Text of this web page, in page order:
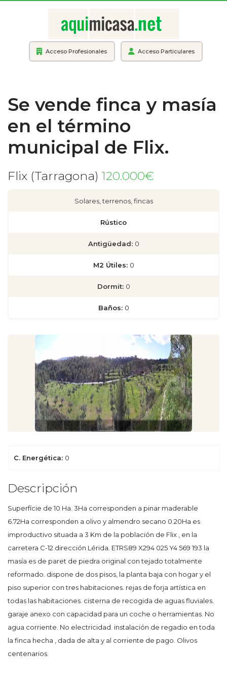
Acceso Profesionales Acceso Particulares
Se vende finca y masía
en el término
municipal de Flix.
Flix (Tarragona) 120.000€
Solares, terrenos, fincas
Rústico
Antigüedad: 0
M2 Útiles: 0
Dormit: 0
Baños: 0
C. Energética: 0
Descripción
Superfície de 10 Ha. 3Ha corresponden a pinar maderable
6.72Ha corresponden a olivo y almendro secano 0.20Ha es
improductivo situada a 3 Km de la población de Flix , en la
carretera C-12 dirección Lérida. ETRS89 X294 025 Y4 569 193 la
masía es de paret de piedra original con tejado totalmente
reformado. dispone de dos pisos, la planta baja con hogar y el
piso superior con tres habitaciones. rejas de forja artística en
todas las habitaciones. cisterna de recogida de aguas fluviales.
garaje anexo con capacidad para un coche o herramientas. No
agua corriente. No electricidad. instalación de regadio en toda
la finca hecha , dada de alta y al corriente de pago. Olivos
centenarios.